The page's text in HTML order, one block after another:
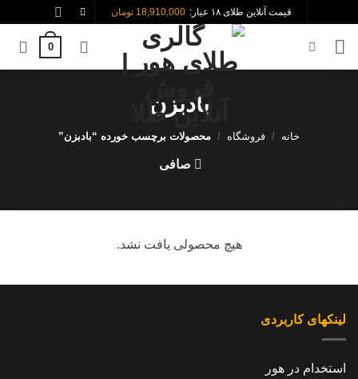
قیمت آنلاین طلای ۱۸ عیار: 18,910,000 تومان
0
بادبزن
خانه / فروشگاه / محصولات برچسب خورده “بادبزن”
صافی
هیچ محصولی یافت نشد.
لینکهای کاربردی
استخدام در هور